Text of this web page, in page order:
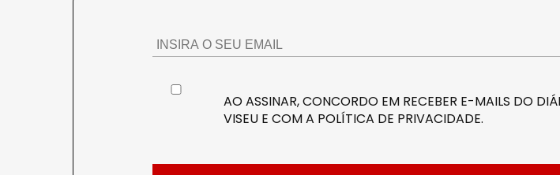
AO ASSINAR, CONCORDO EM RECEBER E-MAILS DO
VISEU E COM A POLÍTICA DE PRIVACIDADE.